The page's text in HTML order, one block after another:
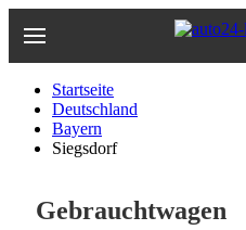
Hauptinhalt
Startseite
Deutschland
Bayern
Siegsdorf
Gebrauchtwagen